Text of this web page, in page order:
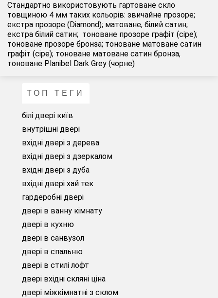
Стандартно використовують гартоване скло
товщиною 4 мм таких кольорів: звичайне прозоре;
екстра прозоре (Diamond); матоване, білий сатин;
екстра білий сатин; тоноване прозоре графіт (сіре);
тоноване прозоре бронза; тоноване матоване сатин
графіт (сіре); тоноване матоване сатин бронза,
тоноване Planibel Dark Grey (чорне)
ТОП ТЕГИ
білі двері київ
внутрішні двері
вхідні двері з дерева
вхідні двері з дзеркалом
вхідні двері з дуба
вхідні двері хай тек
гардеробні двері
двері в ванну кімнату
двері в кухню
двері в санвузол
двері в спальню
двері в стилі лофт
двері вхідні скляні ціна
двері міжкімнатні з склом